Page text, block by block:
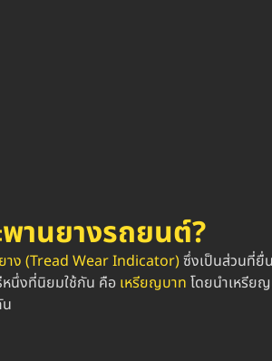
พานยางรถยนต์?
าง (Tread Wear Indicator)ซึ่งเป็นส่วนที่ยื่
นึ่งที่นิยมใช้กัน คือ เหรียญบาท โดยนำเหรีย